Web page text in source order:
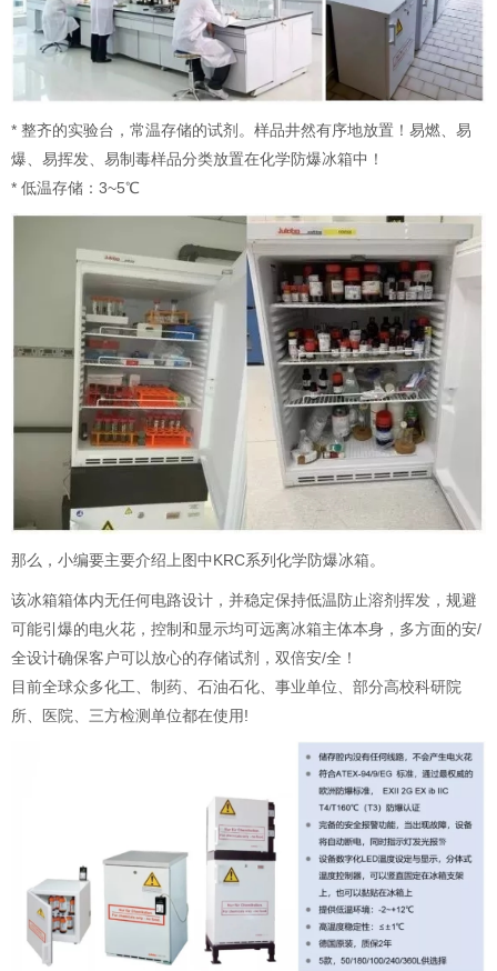
* 整齐的实验台，常温存储的试剂。样品井然有序地放置！易燃、易
爆、易挥发、易制毒样品分类放置在化学防爆冰箱中！
* 低温存储：3~5℃
那么，小编要主要介绍上图中KRC系列化学防爆冰箱。
该冰箱箱体内无任何电路设计，并稳定保持低温防止溶剂挥发，规避
可能引爆的电火花，控制和显示均可远离冰箱主体本身，多方面的安/
全设计确保客户可以放心的存储试剂，双倍安/全！
目前全球众多化工、制药、石油石化、事业单位、部分高校科研院
所、医院、三方检测单位都在使用!